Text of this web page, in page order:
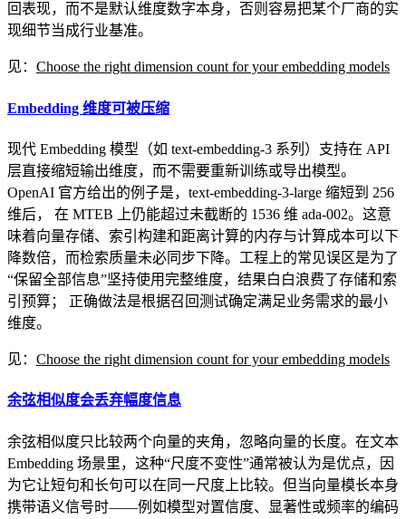
回表现，而不是默认维度数字本身，否则容易把某个厂商的实
现细节当成行业基准。
见： Choose the right dimension count for your embedding models
Embedding 维度可被压缩
现代 Embedding 模型（如 text-embedding-3 系列）支持在 API
层直接缩短输出维度，而不需要重新训练或导出模型。
OpenAI 官方给出的例子是，text-embedding-3-large 缩短到 256
维后， 在 MTEB 上仍能超过未截断的 1536 维 ada-002。这意
味着向量存储、索引构建和距离计算的内存与计算成本可以下
降数倍，而检索质量未必同步下降。工程上的常见误区是为了
“保留全部信息”坚持使用完整维度，结果白白浪费了存储和索
引预算； 正确做法是根据召回测试确定满足业务需求的最小
维度。
见： Choose the right dimension count for your embedding models
余弦相似度会丢弃幅度信息
余弦相似度只比较两个向量的夹角，忽略向量的长度。在文本
Embedding 场景里，这种“尺度不变性”通常被认为是优点，因
为它让短句和长句可以在同一尺度上比较。但当向量模长本身
携带语义信号时——例如模型对置信度、显著性或频率的编码